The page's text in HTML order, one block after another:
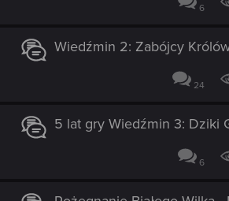
6
Wiedźmin 2: Zabójcy
24
5 lat gry Wiedźmin 3: Dziki
6